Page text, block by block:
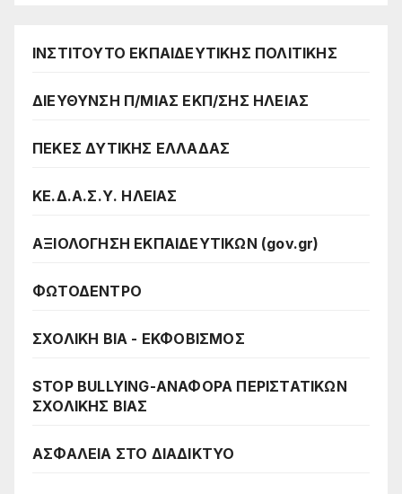
ΙΝΣΤΙΤΟΥΤΟ ΕΚΠΑΙΔΕΥΤΙΚΗΣ ΠΟΛΙΤΙΚΗΣ
ΔΙΕΥΘΥΝΣΗ Π/ΜΙΑΣ ΕΚΠ/ΣΗΣ ΗΛΕΙΑΣ
ΠΕΚΕΣ ΔΥΤΙΚΗΣ ΕΛΛΑΔΑΣ
ΚΕ.Δ.Α.Σ.Υ. ΗΛΕΙΑΣ
ΑΞΙΟΛΟΓΗΣΗ ΕΚΠΑΙΔΕΥΤΙΚΩΝ (gov.gr)
ΦΩΤΟΔΕΝΤΡΟ
ΣΧΟΛΙΚΗ ΒΙΑ - ΕΚΦΟΒΙΣΜΟΣ
STOP BULLYING-ΑΝΑΦΟΡΑ ΠΕΡΙΣΤΑΤΙΚΩΝ
ΣΧΟΛΙΚΗΣ ΒΙΑΣ
ΑΣΦΑΛΕΙΑ ΣΤΟ ΔΙΑΔΙΚΤΥΟ